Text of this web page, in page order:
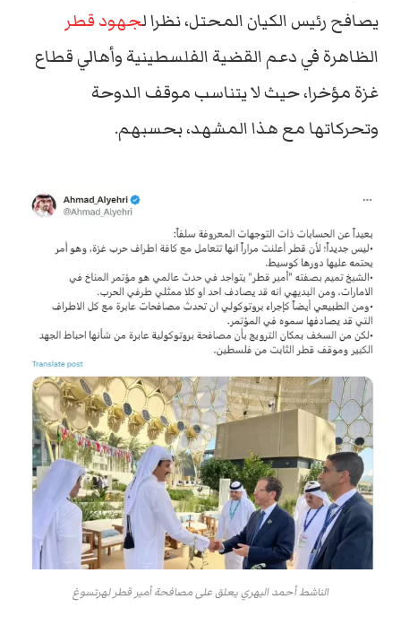
يصافح رئيس الكيان المحتل، نظرا لجهود قطر
الظاهرة في دعم القضية الفلسطينية وأهالي قطاع
غزة مؤخرا، حيث لا يتناسب موقف الدوحة
وتحركاتها مع هذا المشهد، بحسبهم.
الناشط أحمد اليهري يعلق على مصافحة أمير قطر لهرتسوغ